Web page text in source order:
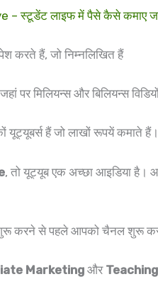
स्टूडेंट लाइफ में पैसे कैसे कमाए
करते हैं, जो निम्नलिखित हैं
पर मिलियन्स और बिलियन्स
यूट्यूबर्स हैं जो लाखों रूपयें कमाते हैं।
, तो यूट्यूब एक अच्छा आइडिया
से पहले आपको चैनल शुरू करने
Marketingऔर